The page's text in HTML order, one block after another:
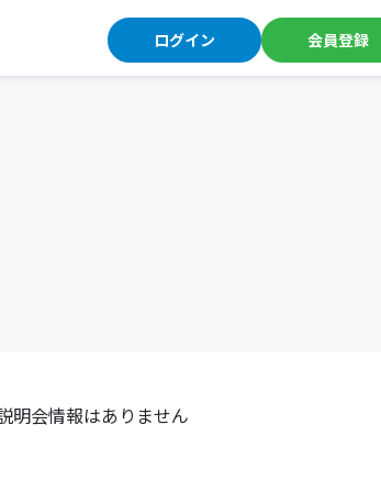
ログイン 会員登録
明会情報はありません